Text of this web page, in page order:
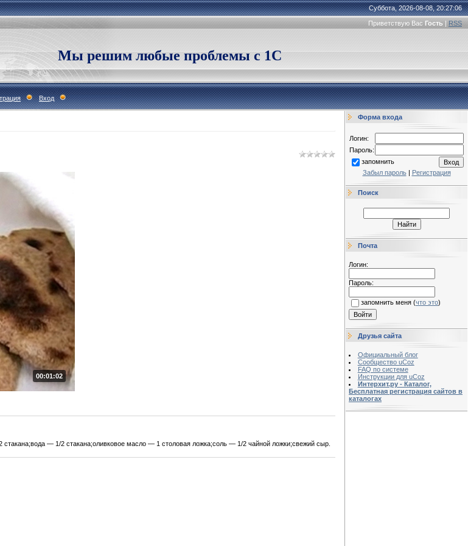
Суббота, 2026-08-08, 20:27:06
Приветствую Вас Гость | RSS
Мы решим любые проблемы с 1С
Вход
00:01:02
— 1/2 стакана;оливковое масло — 1 столовая ложка;соль — 1/2 чайной ложки;свежий сыр.
Форма входа
Логин:
Пароль:
запомнить
Забыл пароль| Регистрация
Поиск
Почта
Логин:
Пароль:
запомнить меня (что это)
Друзья сайта
Официальный блог
Сообщество uCoz
FAQ по системе
Инструкции для uCoz
Интерхит.ру - Каталог,
Бесплатная регистрация сайтов в
каталогах